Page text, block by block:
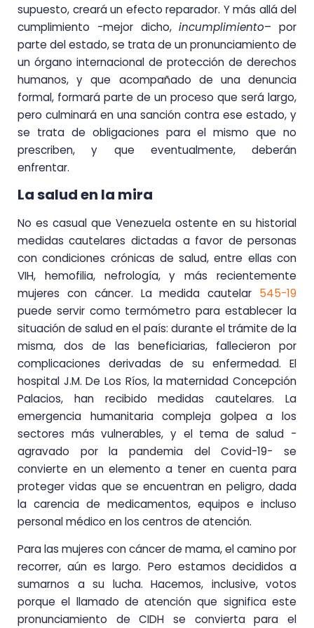
supuesto, creará un efecto reparador. Y más allá del
cumplimiento -mejor dicho,incumplimiento– por
parte del estado, se trata de un pronunciamiento de
un órgano internacional de protección de derechos
humanos, y que acompañado de una denuncia
formal, formará parte de un proceso que será largo,
pero culminará en una sanción contra ese estado, y
se trata de obligaciones para el mismo que no
prescriben, y que eventualmente, deberán
enfrentar.
La salud en la mira
No es casual que Venezuela ostente en su historial
medidas cautelares dictadas a favor de personas
con condiciones crónicas de salud, entre ellas con
VIH, hemofilia, nefrología, y más recientemente
mujeres con cáncer. La medida cautelar 545-19
puede servir como termómetro para establecer la
situación de salud en el país: durante el trámite de la
misma, dos de las beneficiarias, fallecieron por
complicaciones derivadas de su enfermedad. El
hospital J.M. De Los Ríos, la maternidad Concepción
Palacios, han recibido medidas cautelares. La
emergencia humanitaria compleja golpea a los
sectores más vulnerables, y el tema de salud -
agravado por la pandemia del Covid-19- se
convierte en un elemento a tener en cuenta para
proteger vidas que se encuentran en peligro, dada
la carencia de medicamentos, equipos e incluso
personal médico en los centros de atención.
Para las mujeres con cáncer de mama, el camino por
recorrer, aún es largo. Pero estamos decididos a
sumarnos a su lucha. Hacemos, inclusive, votos
porque el llamado de atención que significa este
pronunciamiento de CIDH se convierta para el